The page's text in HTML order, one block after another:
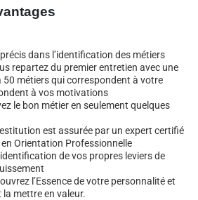
dans l’identification des métiers
repartez du premier entretien avec une
50 métiers qui correspondent à votre
à vos motivations
le bon métier en seulement quelques
est assurée par un expert certifié
Orientation Professionnelle
identification de vos propres leviers de
l’Essence de votre personnalité et
mettre en valeur.